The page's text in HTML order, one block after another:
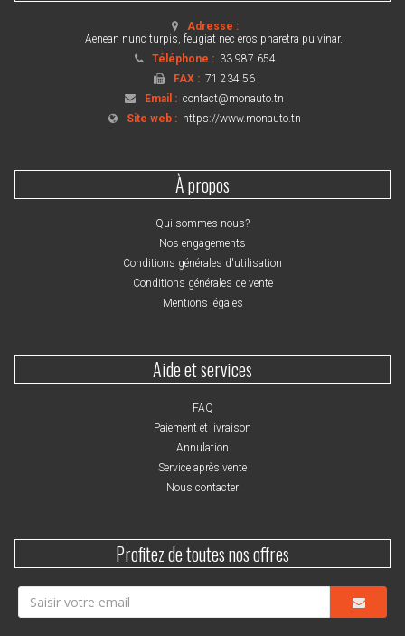
Adresse :
Aenean nunc turpis, feugiat nec eros pharetra pulvinar.
Téléphone : 33 987 654
FAX :71 234 56
Email :contact@monauto.tn
Site web : https://www.monauto.tn
À propos
Qui sommes nous?
Nos engagements
Conditions générales d'utilisation
Conditions générales de vente
Mentions légales
Aide et services
FAQ
Paiement et livraison
Annulation
Service après vente
Nous contacter
Profitez de toutes nos offres